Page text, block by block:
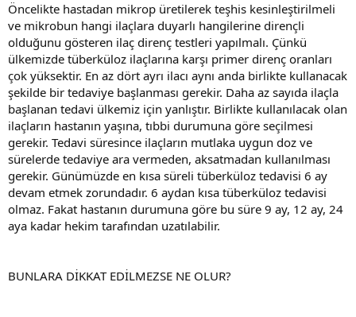
Öncelikte hastadan mikrop üretilerek teşhis kesinleştirilmeli
ve mikrobun hangi ilaçlara duyarlı hangilerine dirençli
olduğunu gösteren ilaç direnç testleri yapılmalı. Çünkü
ülkemizde tüberküloz ilaçlarına karşı primer direnç oranları
çok yüksektir. En az dört ayrı ilacı aynı anda birlikte kullanacak
şekilde bir tedaviye başlanması gerekir. Daha az sayıda ilaçla
başlanan tedavi ülkemiz için yanlıştır. Birlikte kullanılacak olan
ilaçların hastanın yaşına, tıbbi durumuna göre seçilmesi
gerekir. Tedavi süresince ilaçların mutlaka uygun doz ve
sürelerde tedaviye ara vermeden, aksatmadan kullanılması
gerekir. Günümüzde en kısa süreli tüberküloz tedavisi 6 ay
devam etmek zorundadır. 6 aydan kısa tüberküloz tedavisi
olmaz. Fakat hastanın durumuna göre bu süre 9 ay, 12 ay, 24
aya kadar hekim tarafından uzatılabilir.
BUNLARA DİKKAT EDİLMEZSE NE OLUR?